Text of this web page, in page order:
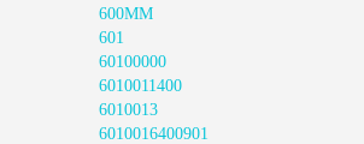
600MM
601
60100000
6010011400
6010013
6010016400901